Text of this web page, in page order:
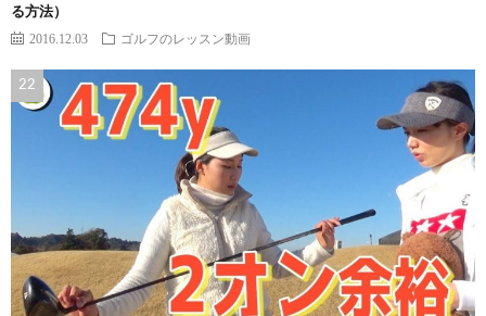
る方法）
2016.12.03 ゴルフのレッスン動画